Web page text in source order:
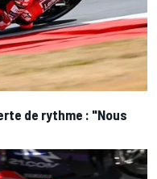
de rythme : "Nous